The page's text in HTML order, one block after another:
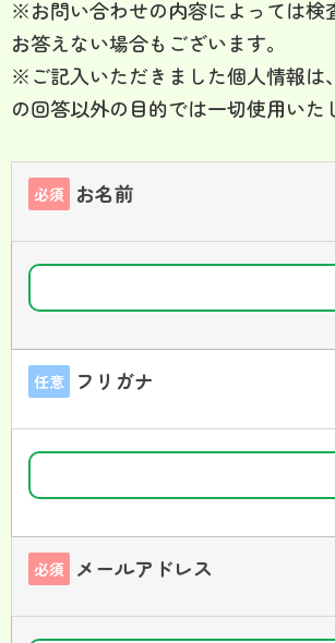
※お問い合わせの内容によっては検
お答えない場合もございます。
※ご記入いただきました個人情報は
の回答以外の目的では一切使用いた
必須 お名前
任意 フリガナ
必須 メールアドレス